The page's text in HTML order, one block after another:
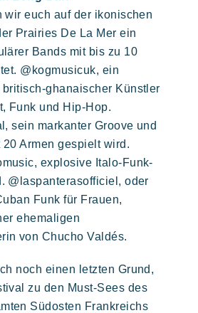
euch auf der ikonischen
Prairies De La Mer ein
Bands mit bis zu 10
@kogmusicuk, ein
ghanaischer Künstler
Funk und Hip-Hop.
sein markanter Groove und
Armen gespielt wird.
explosive Italo-Funk-
@laspanterasofficiel, oder
Funk für Frauen,
ehemaligen
von Chucho Valdés.
noch einen letzten Grund,
zu den Must-Sees des
Südosten Frankreichs